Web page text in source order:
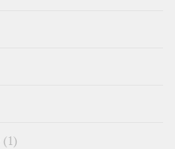
(1)